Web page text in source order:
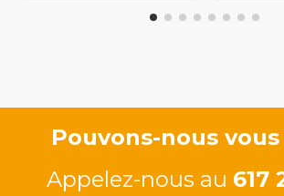
M9R760
Pouvons-nous
Appelez-nous au 617